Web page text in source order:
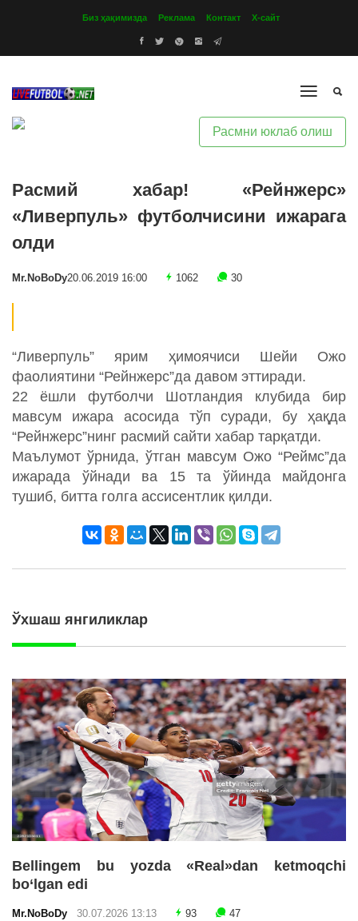
Биз ҳақимизда Реклама Контакт Х-сайт
Расмни юклаб олиш
Расмий хабар! «Рейнжерс»
«Ливерпуль» футболчисини ижарага
олди
Mr.NoBoDy20.06.2019 16:00 1062 30
“Ливерпуль” ярим ҳимоячиси Шейи Ожо
фаолиятини “Рейнжерс”да давом эттиради.
22 ёшли футболчи Шотландия клубида бир
мавсум ижара асосида тўп суради, бу ҳақда
“Рейнжерс”нинг расмий сайти хабар тарқатди.
Маълумот ўрнида, ўтган мавсум Ожо “Реймс”да
ижарада ўйнади ва 15 та ўйинда майдонга
тушиб, битта голга ассисентлик қилди.
Ўхшаш янгиликлар
Bellingem bu yozda «Real»dan ketmoqchi
bo‘lgan edi
Mr.NoBoDy 30.07.2026 13:13 93 47